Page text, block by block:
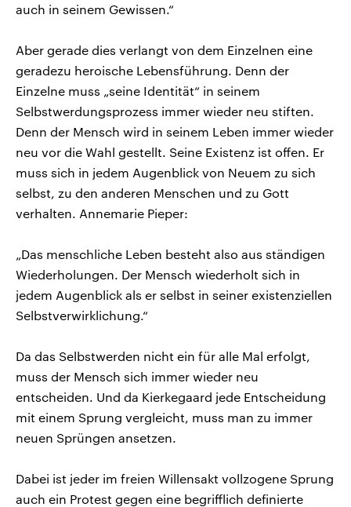
auch in seinem Gewissen.“
Aber gerade dies verlangt von dem Einzelnen eine
geradezu heroische Lebensführung. Denn der
Einzelne muss „seine Identität“ in seinem
Selbstwerdungsprozess immer wieder neu stiften.
Denn der Mensch wird in seinem Leben immer wieder
neu vor die Wahl gestellt. Seine Existenz ist offen. Er
muss sich in jedem Augenblick von Neuem zu sich
selbst, zu den anderen Menschen und zu Gott
verhalten. Annemarie Pieper:
„Das menschliche Leben besteht also aus ständigen
Wiederholungen. Der Mensch wiederholt sich in
jedem Augenblick als er selbst in seiner existenziellen
Selbstverwirklichung.“
Da das Selbstwerden nicht ein für alle Mal erfolgt,
muss der Mensch sich immer wieder neu
entscheiden. Und da Kierkegaard jede Entscheidung
mit einem Sprung vergleicht, muss man zu immer
neuen Sprüngen ansetzen.
Dabei ist jeder im freien Willensakt vollzogene Sprung
auch ein Protest gegen eine begrifflich definierte